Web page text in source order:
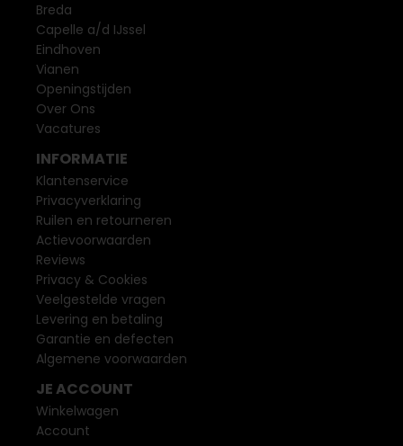
Breda
Capelle a/d IJssel
Eindhoven
Vianen
Openingstijden
Over Ons
Vacatures
INFORMATIE
Klantenservice
Privacyverklaring
Ruilen en retourneren
Actievoorwaarden
Reviews
Privacy & Cookies
Veelgestelde vragen
Levering en betaling
Garantie en defecten
Algemene voorwaarden
JE ACCOUNT
Winkelwagen
Account